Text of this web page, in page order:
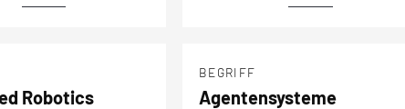
Robotics
BEGRIFF
Agentensysteme